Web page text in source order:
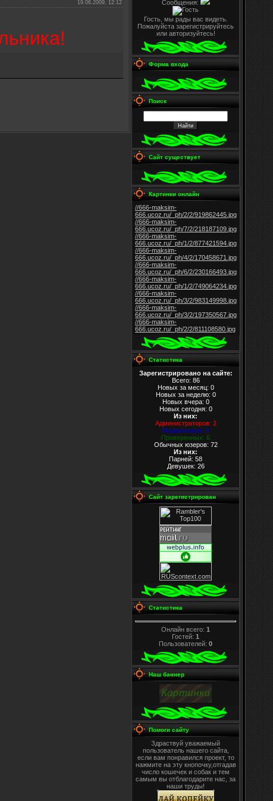
19.06.2009, 12:12 Сообщения:
Гость, мы рады вас видеть.
Пожалуйста зарегистрируйтесь
или авторизуйтесь!
Форма входа
Поиск
Сайт существует
Картинки онлайн
//666-maksim-
666.ucoz.ru/_ph/2/2/919862445.jpg
//666-maksim-
666.ucoz.ru/_ph/7/2/218187109.jpg
//666-maksim-
666.ucoz.ru/_ph/1/2/877421594.jpg
//666-maksim-
666.ucoz.ru/_ph/4/2/170458671.jpg
//666-maksim-
666.ucoz.ru/_ph/6/2/230166493.jpg
//666-maksim-
666.ucoz.ru/_ph/1/2/749064234.jpg
//666-maksim-
666.ucoz.ru/_ph/3/2/983149998.jpg
//666-maksim-
666.ucoz.ru/_ph/3/2/197350567.jpg
//666-maksim-
666.ucoz.ru/_ph/2/2/811108580.jpg
Статистика
Зарегистрировано на сайте:
Всего: 86
Новых за месяц: 0
Новых за неделю: 0
Новых вчера: 0
Новых сегодня: 0
Из них:
Администраторов: 2
Модераторов: 5
Проверенных: 6
Обычных юзеров: 72
Из них:
Парней: 58
Девушек: 26
Сайт зарегистрирован
Статистика
Онлайн всего: 1
Гостей: 1
Пользователей: 0
Наш баннер
Помоги сайту
Здраствуй уважаемый
пользователь нашего сайта,
если вам понравился проект, то
нажмите на эту кнопочку,отгадав
число кошечек и собак и тем
самым вы отблагодарите нас, за
наши труды!